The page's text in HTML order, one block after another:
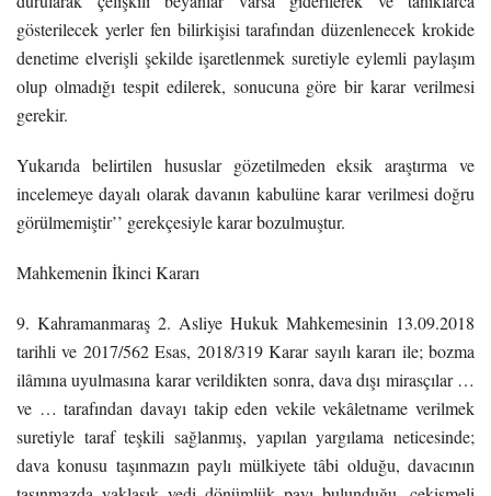
gösterilecek yerler fen bilirkişisi tarafından düzenlenecek krokide
denetime elverişli şekilde işaretlenmek suretiyle eylemli paylaşım
olup olmadığı tespit edilerek, sonucuna göre bir karar verilmesi
gerekir.
Yukarıda belirtilen hususlar gözetilmeden eksik araştırma ve
incelemeye dayalı olarak davanın kabulüne karar verilmesi doğru
görülmemiştir’’ gerekçesiyle karar bozulmuştur.
Mahkemenin İkinci Kararı
9. Kahramanmaraş 2. Asliye Hukuk Mahkemesinin 13.09.2018
tarihli ve 2017/562 Esas, 2018/319 Karar sayılı kararı ile; bozma
ilâmına uyulmasına karar verildikten sonra, dava dışı mirasçılar …
ve … tarafından davayı takip eden vekile vekâletname verilmek
suretiyle taraf teşkili sağlanmış, yapılan yargılama neticesinde;
dava konusu taşınmazın paylı mülkiyete tâbi olduğu, davacının